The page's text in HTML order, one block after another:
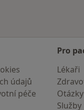
údajů
péče
Pro
Lékaři
Služby